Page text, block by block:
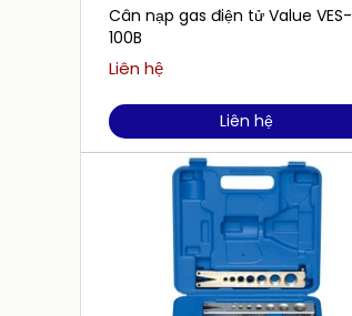
Cân nạp gas điện tử Value VES-
100B
Liên hệ
Liên hệ